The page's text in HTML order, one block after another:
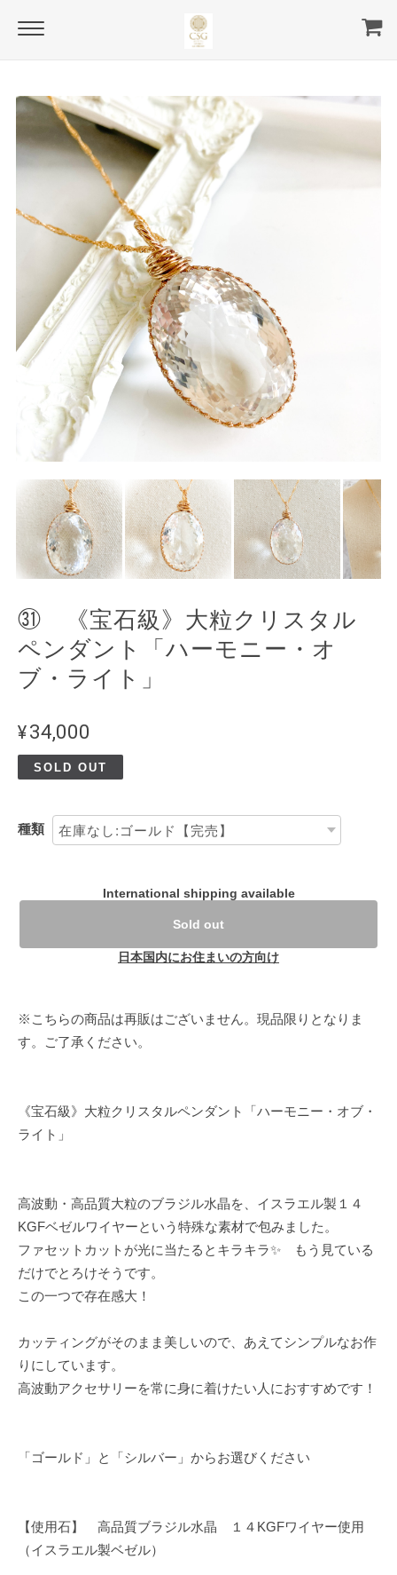
㉛ 《宝石級》大粒クリスタル
ペンダント「ハーモニー・オ
ブ・ライト」
¥34,000
SOLD OUT
種類
International shipping available
Sold out
日本国内にお住まいの方向け
※こちらの商品は再販はございません。現品限りとなりま
す。ご了承ください。
《宝石級》大粒クリスタルペンダント「ハーモニー・オブ・
ライト」
高波動・高品質大粒のブラジル水晶を、イスラエル製１４
KGFベゼルワイヤーという特殊な素材で包みました。
ファセットカットが光に当たるとキラキラ✨ もう見ている
だけでとろけそうです。
この一つで存在感大！
カッティングがそのまま美しいので、あえてシンプルなお作
りにしています。
高波動アクセサリーを常に身に着けたい人におすすめです！
「ゴールド」と「シルバー」からお選びください
【使用石】 高品質ブラジル水晶 １４KGFワイヤー使用
（イスラエル製ベゼル）